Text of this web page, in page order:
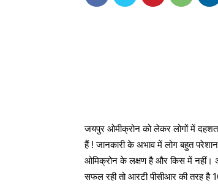
जयपुर ओमीक्रोन को लेकर लोगों में दहशत
हैं ! जानकारी के अभाव में लोग बहुत
ओमिक्रोन के लक्षण है और किस में नहीं।
सफल रही तो आरटी पीसीआर की तरह है